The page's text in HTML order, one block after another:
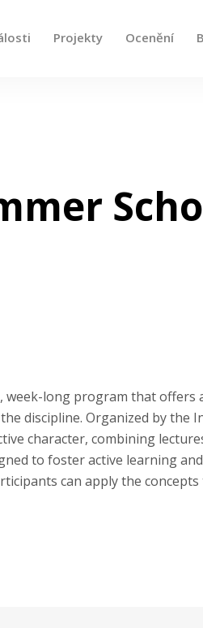
Projekty Ocenění
šipky nahoru a dolů
week-long program that offers
discipline. Organized by the
character, combining
to foster active learning
can apply the concepts